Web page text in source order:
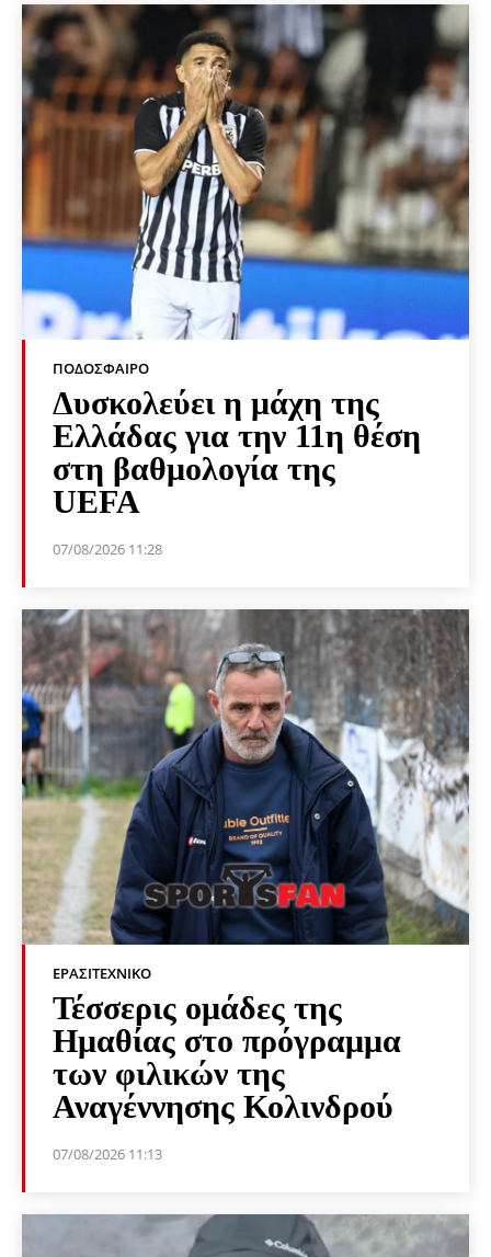
ΠΟΔΌΣΦΑΙΡΟ
Δυσκολεύει η μάχη της
Ελλάδας για την 11η θέση
στη βαθμολογία της
UEFA
07/08/2026 11:28
ΕΡΑΣΙΤΕΧΝΙΚΟ
Τέσσερις ομάδες της
Ημαθίας στο πρόγραμμα
των φιλικών της
Αναγέννησης Κολινδρού
07/08/2026 11:13